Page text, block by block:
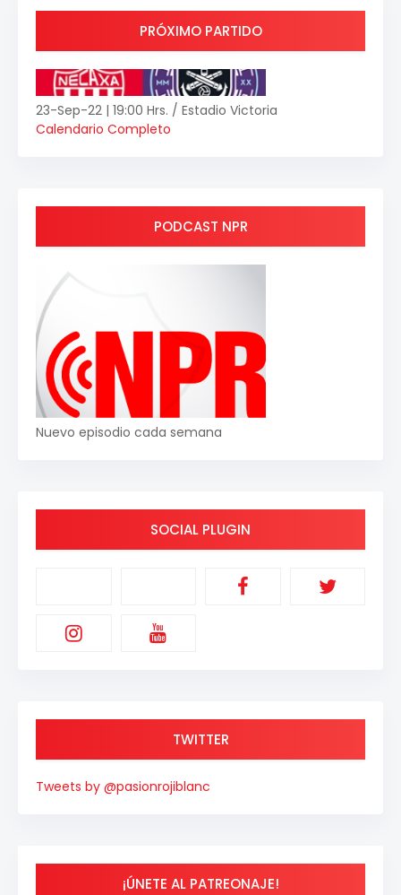
PRÓXIMO PARTIDO
23-Sep-22 | 19:00 Hrs. / Estadio Victoria
Calendario Completo
PODCAST NPR
Nuevo episodio cada semana
SOCIAL PLUGIN
TWITTER
Tweets by @pasionrojiblanc
¡ÚNETE AL PATREONAJE!